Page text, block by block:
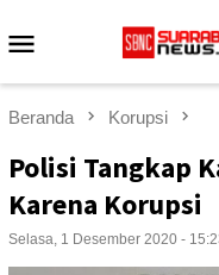
ke
Beranda Korupsi
Polisi Tangkap
Karena Korupsi
Selasa, 1 Desember 2020 -